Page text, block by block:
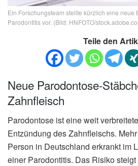
Ein Forschungsteam stellte kürzlich eine neue
Parodontitis vor. (Bild: HNFOTO/
Teile den
Neue Parodontose-
Zahnfleisch
Parodontose ist eine weit
Entzündung des Zahnfleischs.
Person in Deutschland erkrankt im
einer Parodontitis. Das Risiko